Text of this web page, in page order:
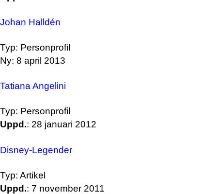
Johan Halldén
Typ: Personprofil
Ny: 8 april 2013
Tatiana Angelini
Typ: Personprofil
Uppd.: 28 januari 2012
Disney-Legender
Typ: Artikel
Uppd.: 7 november 2011